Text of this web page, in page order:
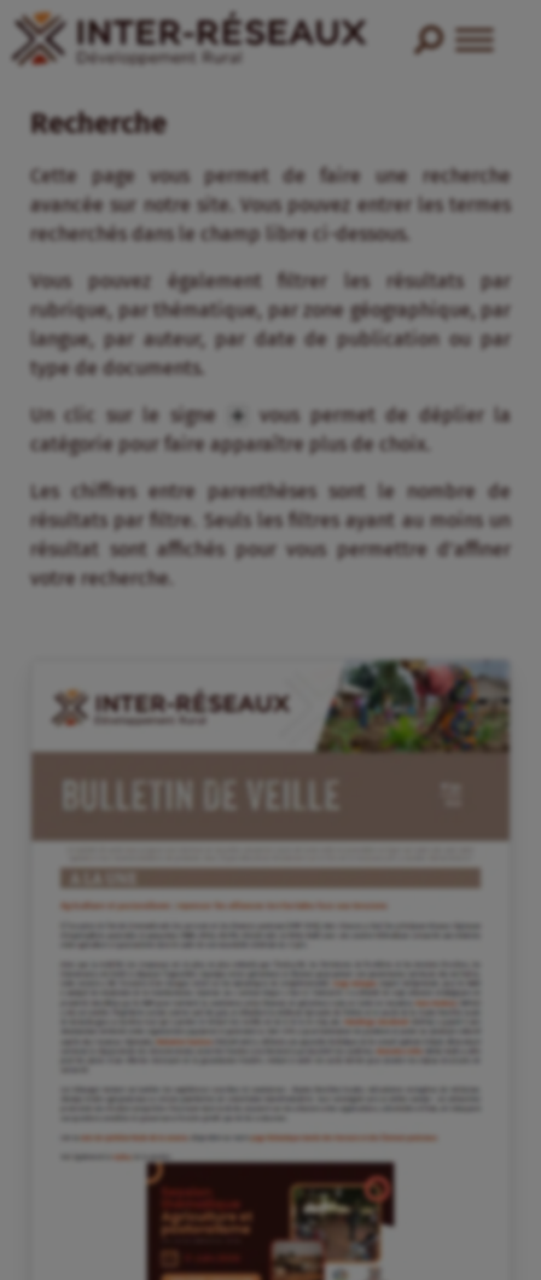
Recherche
Cette page vous permet de faire une recherche
avancée sur notre site. Vous pouvez entrer les termes
recherchés dans le champ libre ci-dessous.
Vous pouvez également filtrer les résultats par
rubrique, par thématique, par zone géographique, par
langue, par auteur, par date de publication ou par
type de documents.
Un clic sur le signe
vous permet de déplier la
catégorie pour faire apparaître plus de choix.
Les chiffres entre parenthèses sont le nombre de
résultats par filtre. Seuls les filtres ayant au moins un
résultat sont affichés pour vous permettre d’affiner
votre recherche.